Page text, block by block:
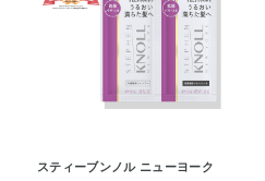
スティーブンノル ニューヨーク